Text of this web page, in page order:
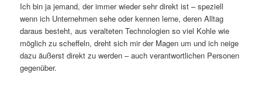
Ich bin ja jemand, der immer wieder sehr direkt ist – speziell
wenn ich Unternehmen sehe oder kennen lerne, deren Alltag
daraus besteht, aus veralteten Technologien so viel Kohle wie
möglich zu scheffeln, dreht sich mir der Magen um und ich neige
dazu äußerst direkt zu werden – auch verantwortlichen Personen
gegenüber.